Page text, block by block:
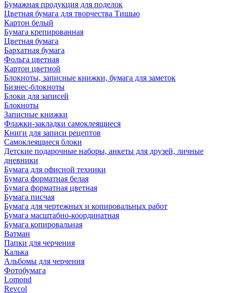
Бумажная продукция для поделок
Цветная бумага для творчества Тишью
Картон белый
Бумага крепированная
Цветная бумага
Бархатная бумага
Фольга цветная
Картон цветной
Блокноты, записные книжки, бумага для заметок
Бизнес-блокноты
Блоки для записей
Блокноты
Записные книжки
Флажки-закладки самоклеящиеся
Книги для записи рецептов
Самоклеящиеся блоки
Детские подарочные наборы, анкеты для друзей, личные
дневники
Бумага для офисной техники
Бумага форматная белая
Бумага форматная цветная
Бумага писчая
Бумага для чертежных и копировальных работ
Бумага масштабно-координатная
Бумага копировальная
Ватман
Папки для черчения
Калька
Альбомы для черчения
Фотобумага
Lomond
Revcol